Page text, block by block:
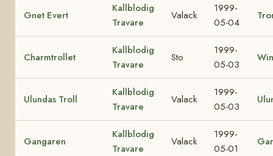
Gnet Evert
Kallblodig
Travare
Valack
1999-
05-04
Charmtrollet
Kallblodig
Travare
Sto
1999-
05-03
Ulundas Troll
Kallblodig
Travare
Valack
1999-
05-03
Gangaren
Kallblodig
Travare
Valack
1999-
05-01